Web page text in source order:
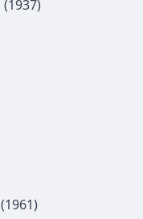
(1937)
(1961)